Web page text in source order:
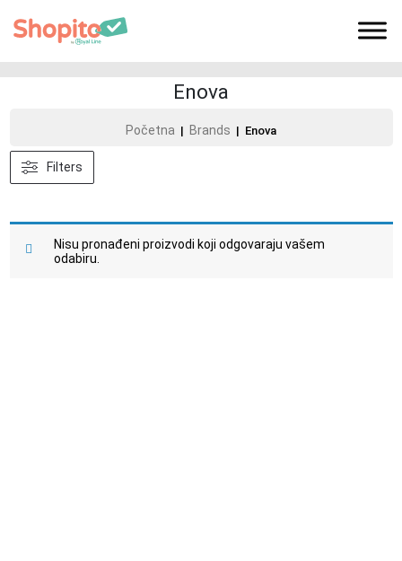
Enova
Početna | Brands | Enova
Filters
Nisu pronađeni proizvodi koji odgovaraju vašem
odabiru.